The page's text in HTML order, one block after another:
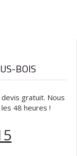
BOIS
gratuit. Nous
48 heures !